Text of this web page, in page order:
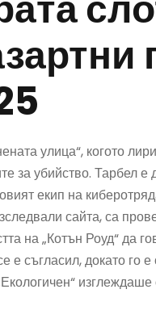
улица“, когото
за убийство. Тарбел
екип на
сайта, са
на „Котън Роуд“ да
е съгласил, докато го